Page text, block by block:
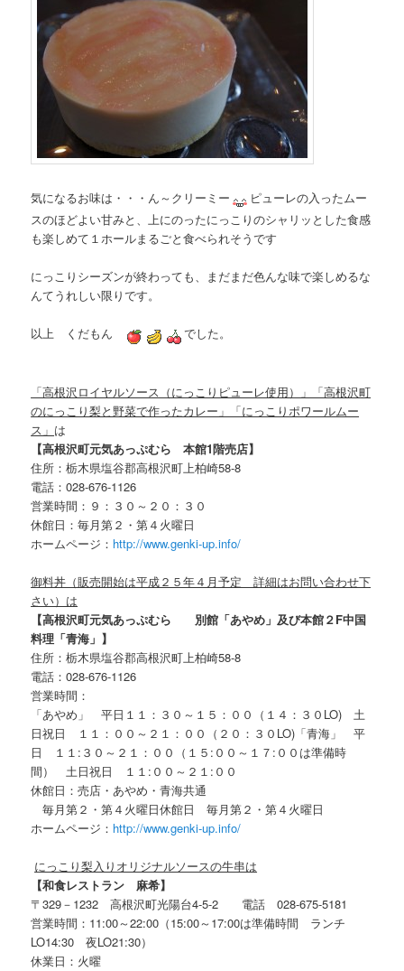
気になるお味は・・・ん～クリーミー
ピューレの入ったムー
スのほどよい甘みと、上にのったにっこりのシャリッとした食感
も楽しめて１ホールまるごと食べられそうです
にっこりシーズンが終わっても、まだまだ色んな味で楽しめるな
んてうれしい限りです。
以上 くだもん でした。
「高根沢ロイヤルソース（にっこりピューレ使用）」「高根沢町
のにっこり梨と野菜で作ったカレー」「にっこりポワールムー
ス」 は
【高根沢町元気あっぷむら 本館1階売店】
住所：栃木県塩谷郡高根沢町上柏崎58-8
電話：028-676-1126
営業時間：９：３０～２０：３０
休館日：毎月第２・第４火曜日
ホームページ： http://www.genki-up.info/
御料丼（販売開始は平成２５年４月予定 詳細はお問い合わせ下
さい）は
【高根沢町元気あっぷむら 別館「あやめ」及び本館２F中国
料理「青海」】
住所：栃木県塩谷郡高根沢町上柏崎58-8
電話：028-676-1126
営業時間：
「あやめ」 平日１１：３０～１５：００（１４：３０LO) 土
日祝日 １１：００～２１：００（２０：３０LO)「青海」 平
日 １１:３０～２１：００（１５:００～１７:００は準備時
間） 土日祝日
１１:００～２１:００
休館日：売店・あやめ・青海共通
毎月第２・第４火曜日休館日 毎月第２・第４火曜日
ホームページ： http://www.genki-up.info/
にっこり梨入りオリジナルソースの牛串は
【和食レストラン 麻希】
〒329－1232 高根沢町光陽台4-5-2 電話 028-675-5181
営業時間：11:00～22:00（15:00～17:00は準備時間 ランチ
LO14:30 夜LO21:30）
休業日：火曜